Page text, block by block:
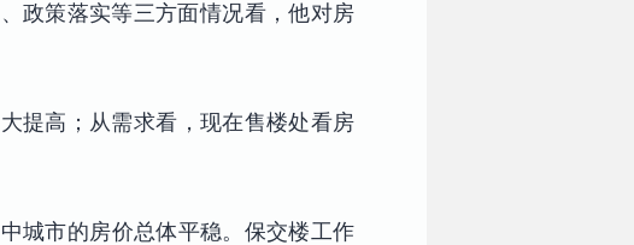
政策落实等三方面情况看，他对房
提高；从需求看，现在售楼处看房
城市的房价总体平稳。保交楼工作